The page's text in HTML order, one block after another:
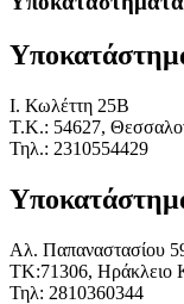
I. Κωλέττη 25Β
Τ.Κ.: 54627,
Τηλ.: 2310554429
Αλ. Παπαναστασίου
ΤΚ:71306, Ηράκλειο
Τηλ: 2810360344